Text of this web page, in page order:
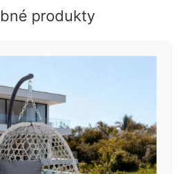
produkty